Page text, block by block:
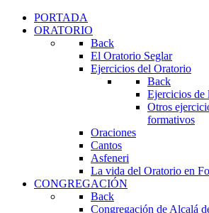
PORTADA
ORATORIO
Back
El Oratorio Seglar
Ejercicios del Oratorio
Back
Ejercicios de
Otros
formativos
Oraciones
Cantos
Asfeneri
La vida del Oratorio en
CONGREGACIÓN
Back
Congregación de Alcalá